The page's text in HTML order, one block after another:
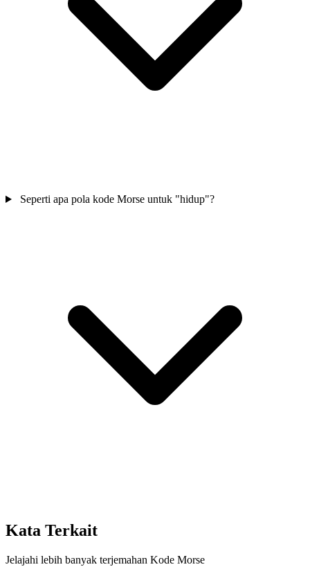
Seperti apa pola kode Morse untuk "hidup"?
Kata Terkait
Jelajahi lebih banyak terjemahan Kode Morse